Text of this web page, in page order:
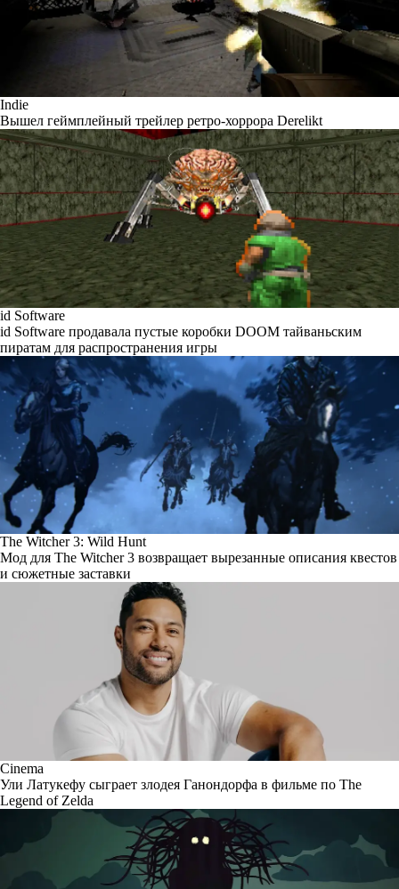
Indie
Вышел геймплейный трейлер ретро-хоррора Derelikt
id Software
id Software продавала пустые коробки DOOM тайваньским
пиратам для распространения игры
The Witcher 3: Wild Hunt
Мод для The Witcher 3 возвращает вырезанные описания квестов
и сюжетные заставки
Cinema
Ули Латукефу сыграет злодея Ганондорфа в фильме по The
Legend of Zelda